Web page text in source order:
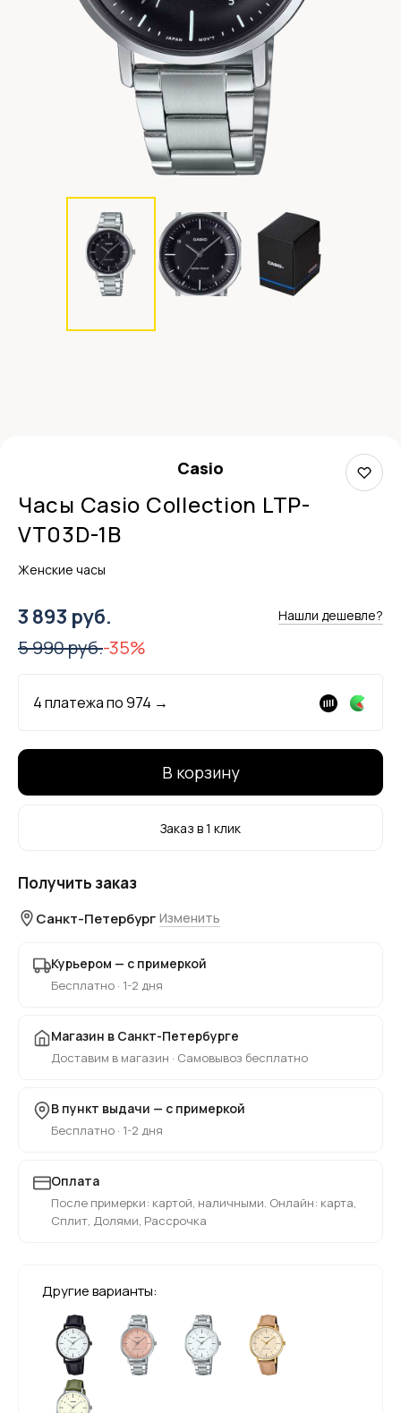
Casio
Часы Casio Collection LTP-
VT03D-1B
Женские часы
3 893 руб. Нашли дешевле?
5 990 руб.-35%
4 платежа по974 →
В корзину
Заказ в 1 клик
Получить заказ
Санкт-Петербург Изменить
Курьером — с примеркой
Бесплатно · 1-2 дня
Магазин в Санкт-Петербурге
Доставим в магазин · Самовывоз бесплатно
В пункт выдачи — с примеркой
Бесплатно · 1-2 дня
Оплата
После примерки: картой, наличными. Онлайн: карта,
Сплит, Долями, Рассрочка
Другие варианты: